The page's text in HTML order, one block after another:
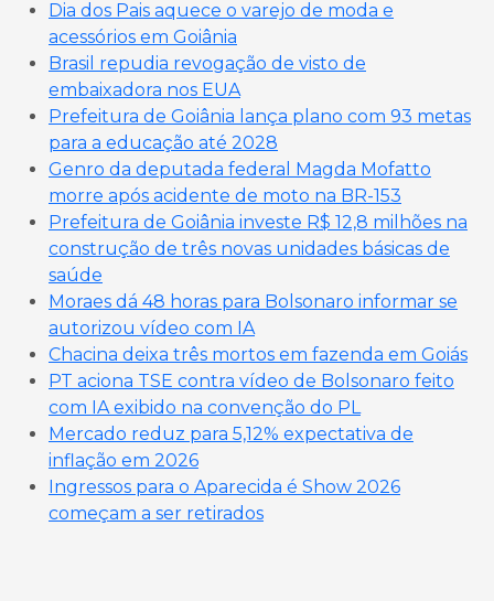
Dia dos Pais aquece o varejo de moda e
acessórios em Goiânia
Brasil repudia revogação de visto de
embaixadora nos EUA
Prefeitura de Goiânia lança plano com 93 metas
para a educação até 2028
Genro da deputada federal Magda Mofatto
morre após acidente de moto na BR-153
Prefeitura de Goiânia investe R$ 12,8 milhões na
construção de três novas unidades básicas de
saúde
Moraes dá 48 horas para Bolsonaro informar se
autorizou vídeo com IA
Chacina deixa três mortos em fazenda em Goiás
PT aciona TSE contra vídeo de Bolsonaro feito
com IA exibido na convenção do PL
Mercado reduz para 5,12% expectativa de
inflação em 2026
Ingressos para o Aparecida é Show 2026
começam a ser retirados